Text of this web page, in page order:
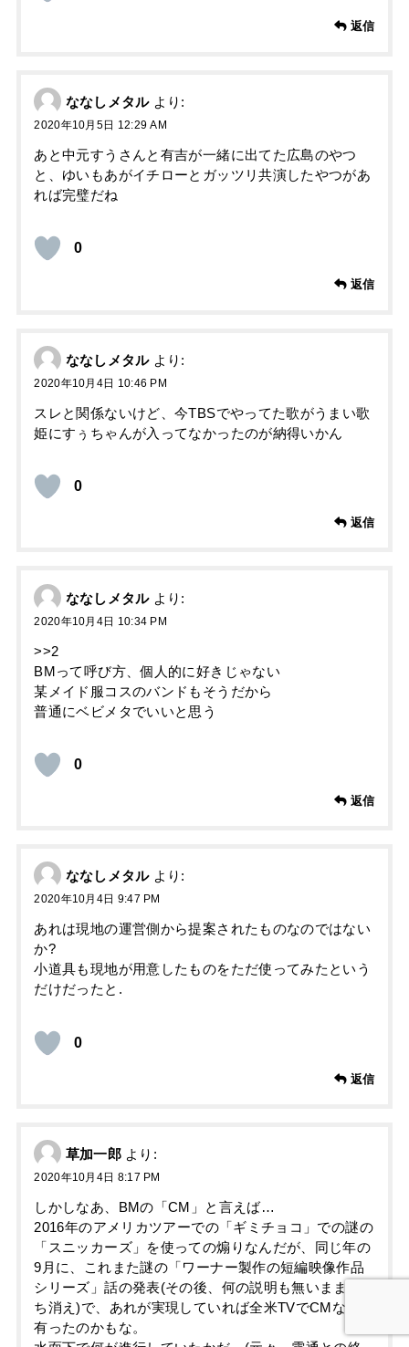
返信
ななしメタル より:
2020年10月5日 12:29 AM
あと中元すうさんと有吉が一緒に出てた広島のやつ
と、ゆいもあがイチローとガッツリ共演したやつがあ
れば完璧だね
0
返信
ななしメタル より:
2020年10月4日 10:46 PM
スレと関係ないけど、今TBSでやってた歌がうまい歌
姫にすぅちゃんが入ってなかったのが納得いかん
0
返信
ななしメタル より:
2020年10月4日 10:34 PM
>>2
BMって呼び方、個人的に好きじゃない
某メイド服コスのバンドもそうだから
普通にベビメタでいいと思う
0
返信
ななしメタル より:
2020年10月4日 9:47 PM
あれは現地の運営側から提案されたものなのではない
か?
小道具も現地が用意したものをただ使ってみたという
だけだったと.
0
返信
草加一郎 より:
2020年10月4日 8:17 PM
しかしなあ、BMの「CM」と言えば…
2016年のアメリカツアーでの「ギミチョコ」での謎の
「スニッカーズ」を使っての煽りなんだが、同じ年の
9月に、これまた謎の「ワーナー製作の短編映像作品
シリーズ」話の発表(その後、何の説明も無いまま立
ち消え)で、あれが実現していれば全米TVでCMなんて
有ったのかもな。